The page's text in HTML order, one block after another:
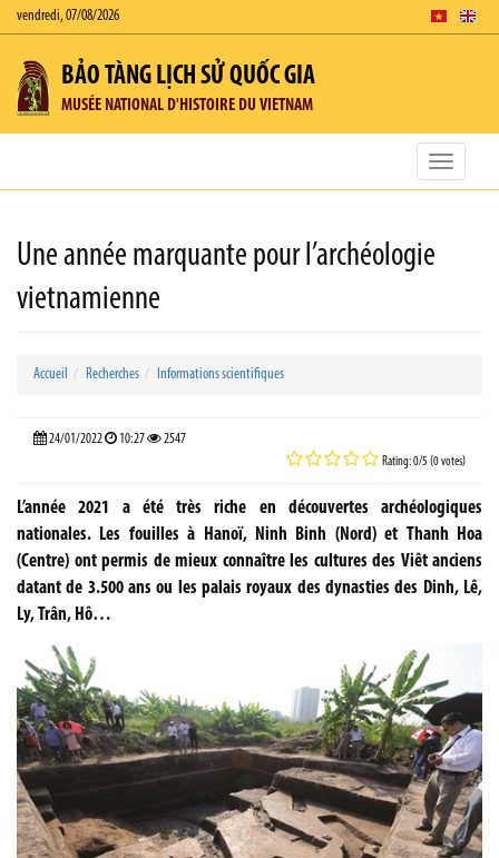
vendredi, 07/08/2026
BẢO TÀNG LỊCH SỬ QUỐC GIA
MUSÉE NATIONAL D'HISTOIRE DU VIETNAM
Toggle
Une année marquante pour l’archéologie
vietnamienne
Accueil Recherches Informations scientifiques
24/01/2022 10:27 2547
Rating: 0/5 (0 votes)
L’année 2021 a été très riche en découvertes archéologiques
nationales. Les fouilles à Hanoï, Ninh Binh (Nord) et Thanh Hoa
(Centre) ont permis de mieux connaître les cultures des Viêt anciens
datant de 3.500 ans ou les palais royaux des dynasties des Dinh, Lê,
Ly, Trân, Hô…